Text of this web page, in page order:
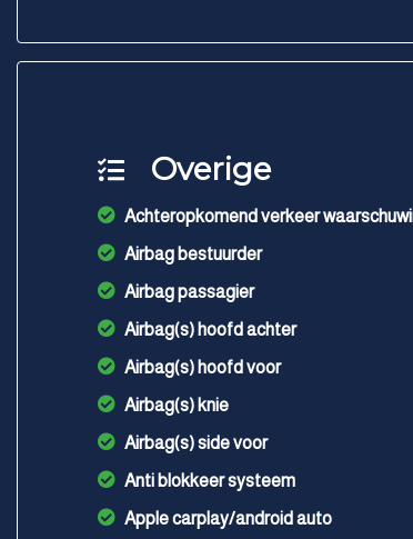
Overige
Achteropkomend verkeer
Airbag bestuurder
Airbag passagier
Airbag(s) hoofd achter
Airbag(s) hoofd voor
Airbag(s) knie
Airbag(s) side voor
Anti blokkeer systeem
Apple carplay/android auto